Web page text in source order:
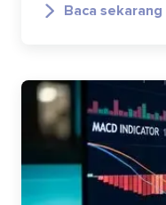
Baca sekarang